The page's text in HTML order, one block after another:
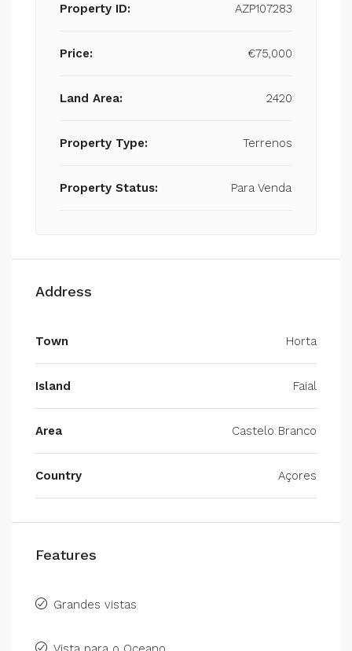
Property ID: AZP107283
Price: €75,000
Land Area: 2420
Property Type: Terrenos
Property Status: Para Venda
Address
Town Horta
Island Faial
Area Castelo Branco
Country Açores
Features
Grandes vistas